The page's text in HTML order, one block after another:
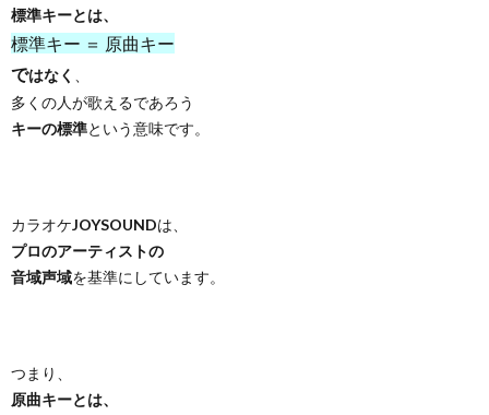
標準キーとは、
標準キー ＝ 原曲キー
ではなく
多くの人が歌えるであろう
キーの標準という意味です。
カラオケJOYSOUNDは、
プロのアーティストの
音域声域を基準にしています。
つまり、
原曲キーとは、